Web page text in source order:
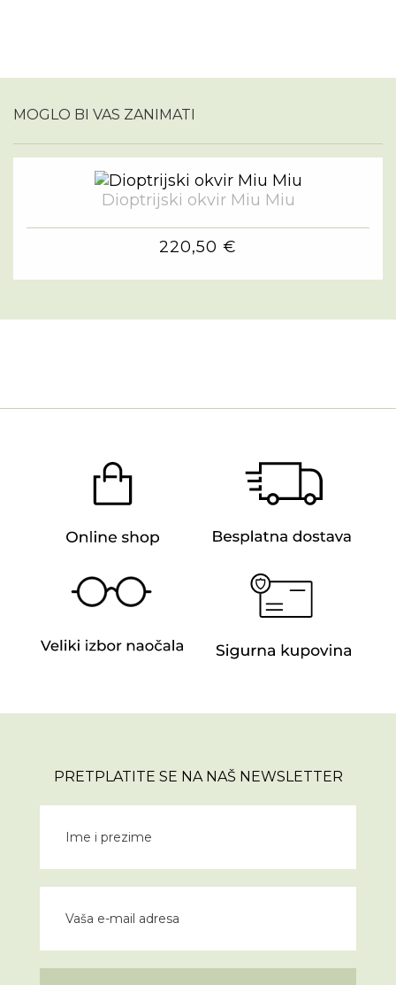
MOGLO BI VAS ZANIMATI
Dioptrijski okvir Miu Miu
220,50 €
PRETPLATITE SE NA NAŠ NEWSLETTER